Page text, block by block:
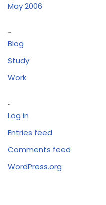
May 2006
Blog
Study
Work
Log in
Entries feed
Comments feed
WordPress.org